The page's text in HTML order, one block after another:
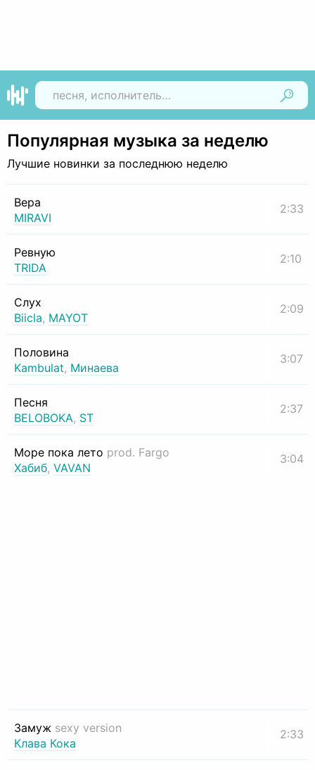
Популярная музыка за неделю
Лучшие новинки за последнюю неделю
Вера
MIRAVI
2:33
Ревную
TRIDA
2:10
Слух
Biicla, MAYOT
2:09
Половина
Kambulat, Минаева
3:07
Песня
BELOBOKA, ST
2:37
Море пока лето prod. Fargo
Хабиб, VAVAN
3:04
Замуж sexy version
Клава Кока
2:33